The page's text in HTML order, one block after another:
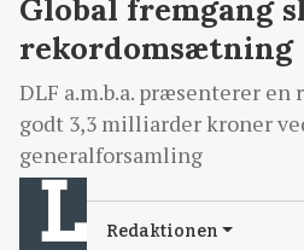
Global fremgang
rekordomsætning
DLF a.m.b.a. præsenterer
godt 3,3 milliarder kroner
generalforsamling
Redaktionen